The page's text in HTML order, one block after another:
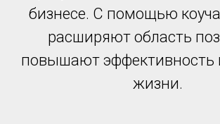
бизнесе. С помощью
расширяют область
повышают эффективность
жизни.